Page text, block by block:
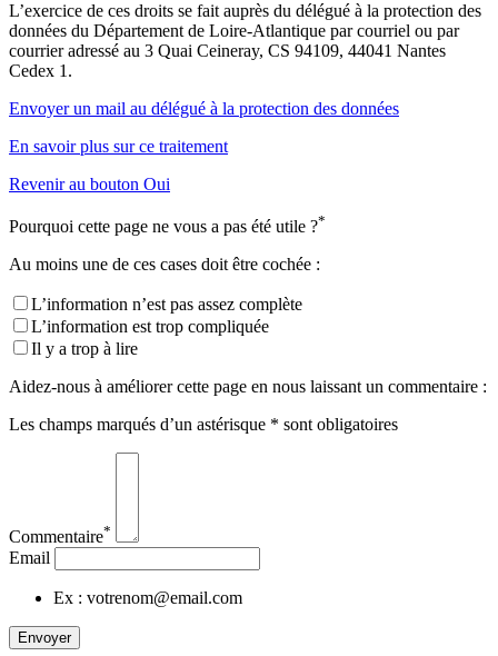
L’exercice de ces droits se fait auprès du délégué à la protection des
données du Département de Loire-Atlantique par courriel ou par
courrier adressé au 3 Quai Ceineray, CS 94109, 44041 Nantes
Cedex 1.
Envoyer un mail au délégué à la protection des données
En savoir plus sur ce traitement
Revenir au bouton Oui
Pourquoi cette page ne vous a pas été utile ?*
Au moins une de ces cases doit être cochée :
L’information n’est pas assez complète
L’information est trop compliquée
Il y a trop à lire
Aidez-nous à améliorer cette page en nous laissant un commentaire :
Les champs marqués d’un astérisque * sont obligatoires
Commentaire*
Email
Ex : votrenom@email.com
Envoyer